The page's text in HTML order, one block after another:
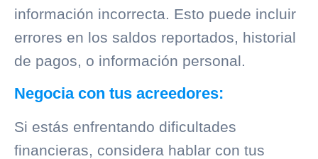
información incorrecta. Esto puede incluir
errores en los saldos reportados, historial
de pagos, o información personal.
Negocia con tus acreedores:
Si estás enfrentando dificultades
financieras, considera hablar con tus